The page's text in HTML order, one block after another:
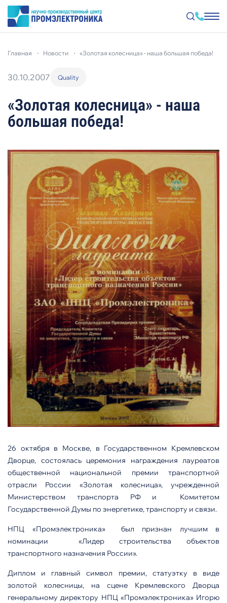
основному
главная новости «золотая колесница» - наша большая победа!
30.10.2007 Quality
«Золотая колесница» - наша
большая победа!
26 октября в Москве, в Государственном Кремлевском
Дворце, состоялась церемония награждения лауреатов
общественной национальной премии транспортной
отрасли России «Золотая колесница», учрежденной
Министерством транспорта РФ и Комитетом
Государственной Думы по энергетике, транспорту и связи.
НПЦ «Промэлектроника» был признан лучшим в
номинации «Лидер строительства объектов
транспортного назначения России».
Диплом и главный символ премии, статуэтку в виде
золотой колесницы, на сцене Кремлевского Дворца
генеральному директору НПЦ «Промэлектроника» Игорю